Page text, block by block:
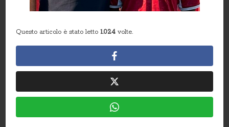
Questo articolo è stato letto1.024 volte.